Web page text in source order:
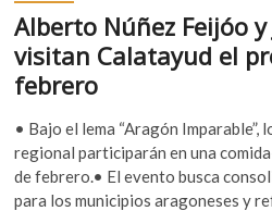
financiación
autonómica
del
Alberto Núñez Feijóo y
visitan Calatayud el
febrero
• Bajo el lema “Aragón Imparable”,
regional participarán en una
de febrero.• El evento busca
para los municipios aragoneses y